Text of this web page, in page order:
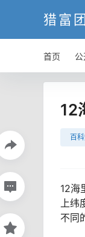
猎富团
首页
12
百
12海
上纬
不同